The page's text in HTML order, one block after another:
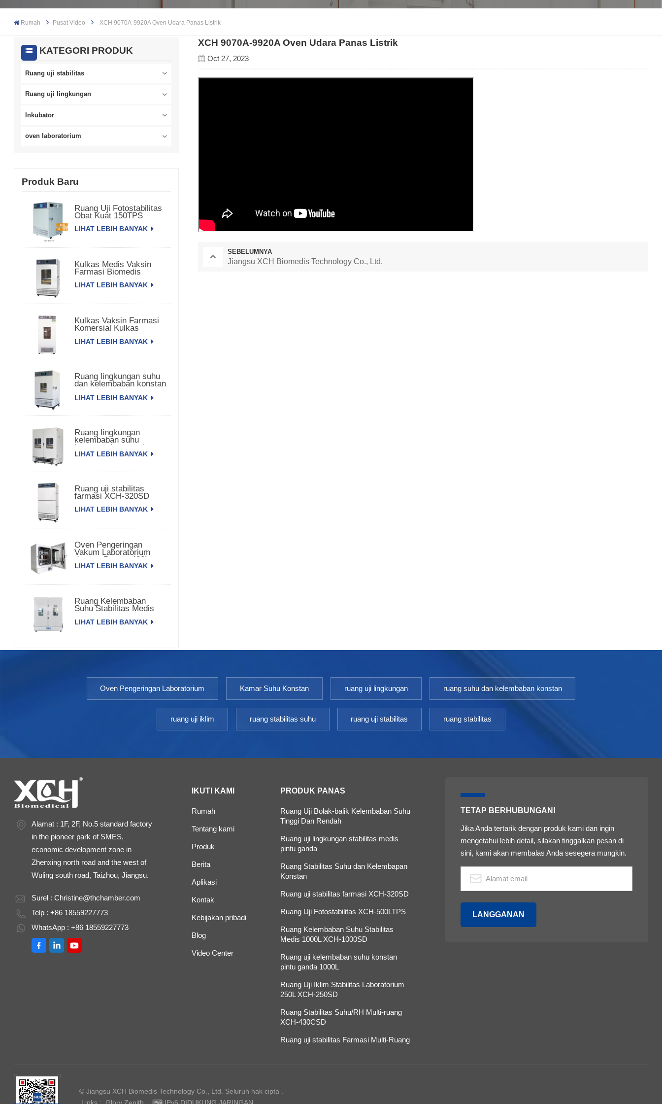
Rumah Pusat Video XCH 9070A-9920A Oven Udara Panas Listrik
KATEGORI PRODUK
Ruang uji stabilitas
Ruang uji lingkungan
Inkubator
oven laboratorium
Produk Baru
Ruang Uji Fotostabilitas
Obat Kuat 150TPS
LIHAT LEBIH BANYAK
Kulkas Medis Vaksin
Farmasi Biomedis
LIHAT LEBIH BANYAK
Kulkas Vaksin Farmasi
Komersial Kulkas
LIHAT LEBIH BANYAK
Ruang lingkungan suhu
dan kelembaban konstan
satu pintu
LIHAT LEBIH BANYAK
Ruang lingkungan
kelembaban suhu
konstan pintu ganda
LIHAT LEBIH BANYAK
Ruang uji stabilitas
farmasi XCH-320SD
LIHAT LEBIH BANYAK
Oven Pengeringan
Vakum Laboratorium
dengan Pompa 420L
LIHAT LEBIH BANYAK
Ruang Kelembaban
Suhu Stabilitas Medis
LIHAT LEBIH BANYAK
XCH 9070A-9920A Oven Udara Panas Listrik
Oct 27, 2023
SEBELUMNYA
Jiangsu XCH Biomedis Technology Co., Ltd.
Oven Pengeringan Laboratorium Kamar Suhu Konstan ruang uji lingkungan ruang suhu dan kelembaban konstan
ruang uji iklim ruang stabilitas suhu ruang uji stabilitas ruang stabilitas
Alamat : 1F, 2F, No.5 standard factory
in the pioneer park of SMES,
economic development zone in
Zhenxing north road and the west of
Wuling south road, Taizhou, Jiangsu.
Surel :Christine@thchamber.com
Telp : +86 18559227773
WhatsApp : +86 18559227773
IKUTI KAMI
Rumah
Tentang kami
Produk
Berita
Aplikasi
Kontak
Kebijakan pribadi
Blog
Video Center
PRODUK PANAS
Ruang Uji Bolak-balik Kelembaban Suhu
Tinggi Dan Rendah
Ruang uji lingkungan stabilitas medis
pintu ganda
Ruang Stabilitas Suhu dan Kelembapan
Konstan
Ruang uji stabilitas farmasi XCH-320SD
Ruang Uji Fotostabilitas XCH-500LTPS
Ruang Kelembaban Suhu Stabilitas
Medis 1000L XCH-1000SD
Ruang uji kelembaban suhu konstan
pintu ganda 1000L
Ruang Uji Iklim Stabilitas Laboratorium
250L XCH-250SD
Ruang Stabilitas Suhu/RH Multi-ruang
XCH-430CSD
Ruang uji stabilitas Farmasi Multi-Ruang
TETAP BERHUBUNGAN!
Jika Anda tertarik dengan produk kami dan ingin
mengetahui lebih detail, silakan tinggalkan pesan di
sini, kami akan membalas Anda sesegera mungkin.
© Jiangsu XCH Biomedis Technology Co., Ltd. Seluruh hak cipta .